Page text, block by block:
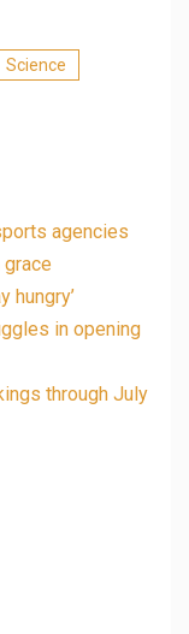
Science
agencies
hungry’
in opening
through July